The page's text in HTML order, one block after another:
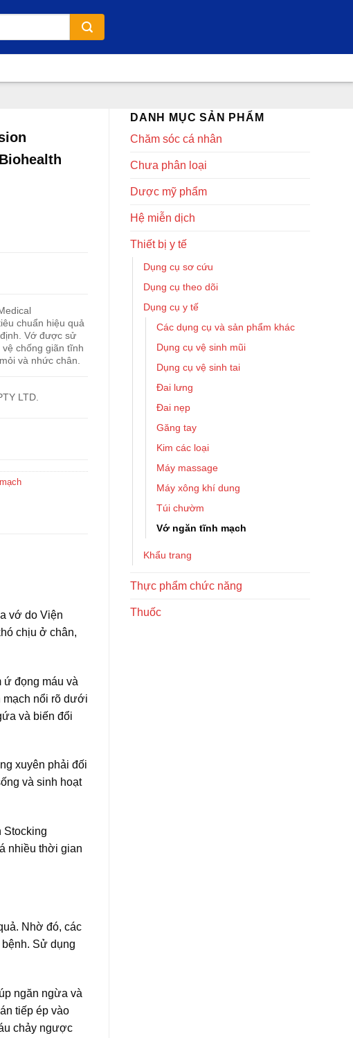
DANH MỤC SẢN PHẨM
Chăm sóc cá nhân
Chưa phân loại
Dược mỹ phẩm
Hệ miễn dịch
Thiết bị y tế
Dụng cụ sơ cứu
Dụng cụ theo dõi
Dụng cụ y tế
Các dụng cụ và sản phẩm khác
Dụng cụ vệ sinh mũi
Dụng cụ vệ sinh tai
Đai lưng
Đai nẹp
Găng tay
Kim các loại
Máy massage
Máy xông khí dung
Túi chườm
Vớ ngăn tĩnh mạch
Khẩu trang
Thực phẩm chức năng
Thuốc
chuẩn hiệu quả
Vớ được sử
chống giãn tĩnh
và nhức chân.
LTD.
vớ do Viện
chịu ở chân,
ứ đọng máu và
mạch nổi rõ dưới
và biến đổi
xuyên phải đối
và sinh hoạt
Stocking
nhiều thời gian
Nhờ đó, các
Sử dụng
ngăn ngừa và
tiếp ép vào
chảy ngược